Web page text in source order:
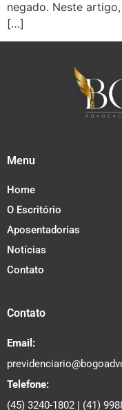
negado. Neste
[…]
Menu
Home
O Escritório
Aposentadorias
Notícias
Contato
Contato
Email:
Telefone:
(45) 3240-1802 | (41)